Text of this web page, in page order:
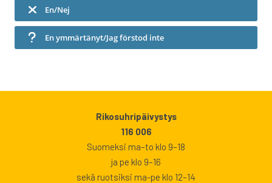
En/Nej
En ymmärtänyt/Jag förstod inte
Rikosuhripäivystys
116 006
Suomeksi ma–to klo 9–18
ja pe klo 9–16
sekä ruotsiksi ma-pe klo 12–14